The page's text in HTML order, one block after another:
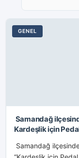
GENEL
Samandağ
Kardeşlik için
Samandağ